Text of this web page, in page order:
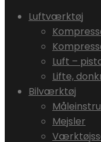
Luftværktøj
Luft –
Lifte,
Bilværktøj
Mejsler